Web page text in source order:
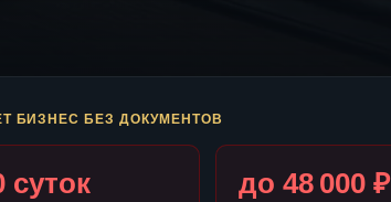
БИЗНЕС БЕЗ ДОКУМЕНТОВ
суток до 48 000 ₽